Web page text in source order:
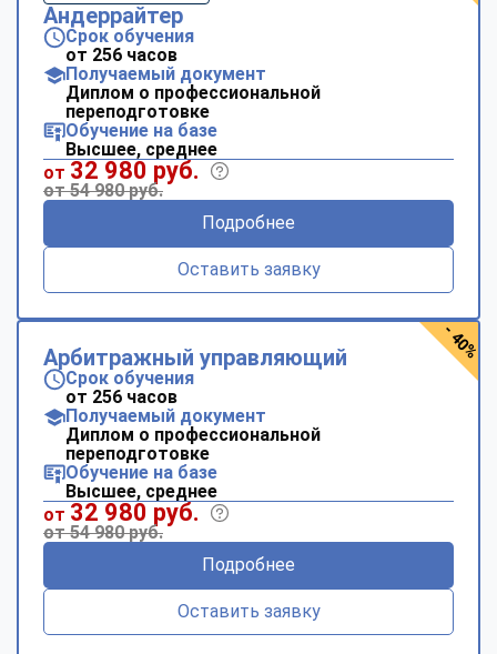
Андеррайтер
Срок обучения
от 256 часов
Получаемый документ
Диплом о профессиональной
переподготовке
Обучение на базе
Высшее, среднее
от 32 980 руб.
от 54 980 руб.
Подробнее
Оставить заявку
Арбитражный управляющий
Срок обучения
от 256 часов
Получаемый документ
Диплом о профессиональной
переподготовке
Обучение на базе
Высшее, среднее
от 32 980 руб.
от 54 980 руб.
Подробнее
Оставить заявку
- 40%